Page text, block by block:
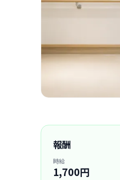
報酬
時給
1,700円